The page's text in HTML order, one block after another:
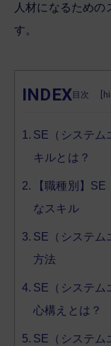
人材になるための
す。
INDEX
SE（システム
キルとは？
【職種別】
なスキル
SE（システム
方法
SE（システム
心構えとは？
SE（システム